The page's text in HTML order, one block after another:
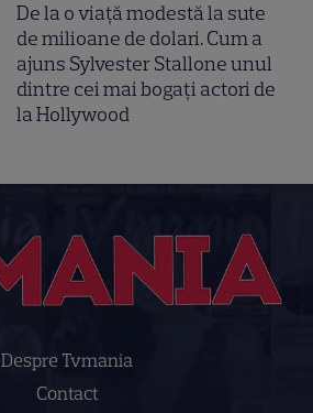
De la o viață modestă la sute
de milioane de dolari. Cum a
ajuns Sylvester Stallone unul
dintre cei mai bogați actori de
la Hollywood
Despre Tvmania
Contact